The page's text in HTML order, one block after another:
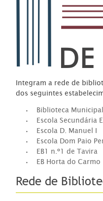
Integram a rede de
dos seguintes
Biblioteca
Escola Secundária
Escola D. Manuel I
Escola Dom Paio
EB1 n.º1 de Tavira
EB Horta do Carmo
Rede de